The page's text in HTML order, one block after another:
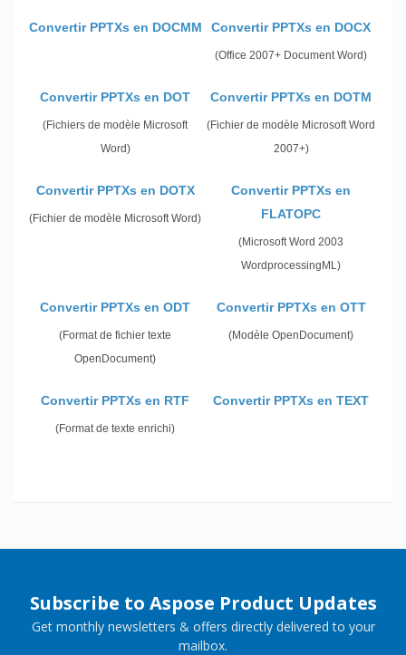
Convertir PPTXs en DOCMM Convertir PPTXs en DOCX
(Office 2007+ Document Word)
Convertir PPTXs en DOT
(Fichiers de modèle Microsoft
Word)
Convertir PPTXs en DOTM
(Fichier de modèle Microsoft Word
2007+)
Convertir PPTXs en DOTX
(Fichier de modèle Microsoft Word)
Convertir PPTXs en
FLATOPC
(Microsoft Word 2003
WordprocessingML)
Convertir PPTXs en ODT
(Format de fichier texte
OpenDocument)
Convertir PPTXs en OTT
(Modèle OpenDocument)
Convertir PPTXs en RTF
(Format de texte enrichi)
Convertir PPTXs en TEXT
Subscribe to Aspose Product Updates
Get monthly newsletters & offers directly delivered to your
mailbox.